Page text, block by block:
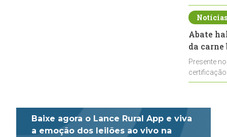
de leite cru
Abate
da
Presente
Baixe agora o Lance Rural App e viva
a emoção dos leilões ao vivo na